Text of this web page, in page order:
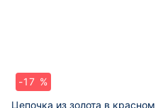
-17 %
Цепочка из золота в красном